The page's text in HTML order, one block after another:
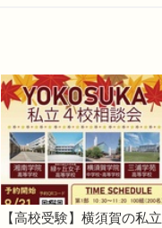
【高校受験】横須賀の私立